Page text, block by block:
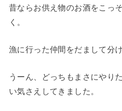
昔ならお供え物のお酒をこっ
く。
漁に行った仲間をだまして分
うーん、どっちもまさにやり
い気さえしてきました。